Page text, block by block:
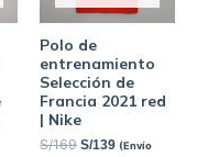
Polo de
entrenamiento
Selección de
Francia 2021 red
| Nike
S/169 S/139 (Envío